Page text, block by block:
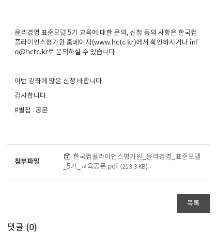
윤리경영 표준모델 5기 교육에 대한 문의, 신청 등의 사항은 한국컴
플라이언스평가원 홈페이지(www.hctc.kr)에서 확인하시거나 inf
o@hctc.kr로 문의하실 수 있습니다.
이번 강좌에 많은 신청 바랍니다.
감사합니다.
#별첨 : 공문
첨부파일
한국컴플라이언스평가원_윤리경영_표준모델
_5기_교육공문.pdf (213.3 KB)
목록
댓글 (0)